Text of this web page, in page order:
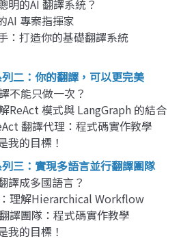
明的AI 翻譯系統？
AI 專案指揮家
：打造你的基礎翻譯系統
二：你的翻譯，可以更完美
不能只做一次？
ReAct 模式與 LangGraph 的結合
翻譯代理：程式碼實作教學
我的目標！
三：實現多語言並行翻譯團隊
譯成多國語言？
理解Hierarchical Workflow
譯團隊：程式碼實作教學
我的目標！